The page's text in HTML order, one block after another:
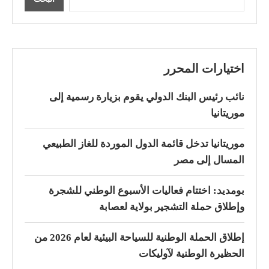
اختيارات المحرر
نائب رئيس البنك الدولي يقوم بزيارة رسمية إلى
موريتانيا
موريتانيا تدخل قائمة الدول الموردة للغاز الطبيعي
المسال إلى مصر
بومديد: اختتام فعاليات الأسبوع الوطني للشجرة
وإطلاق حملة التشجير بولاية لعصابة
إطلاق الحملة الوطنية للسياحة البيئية لعام 2026 من
الحظيرة الوطنية لآوليكات